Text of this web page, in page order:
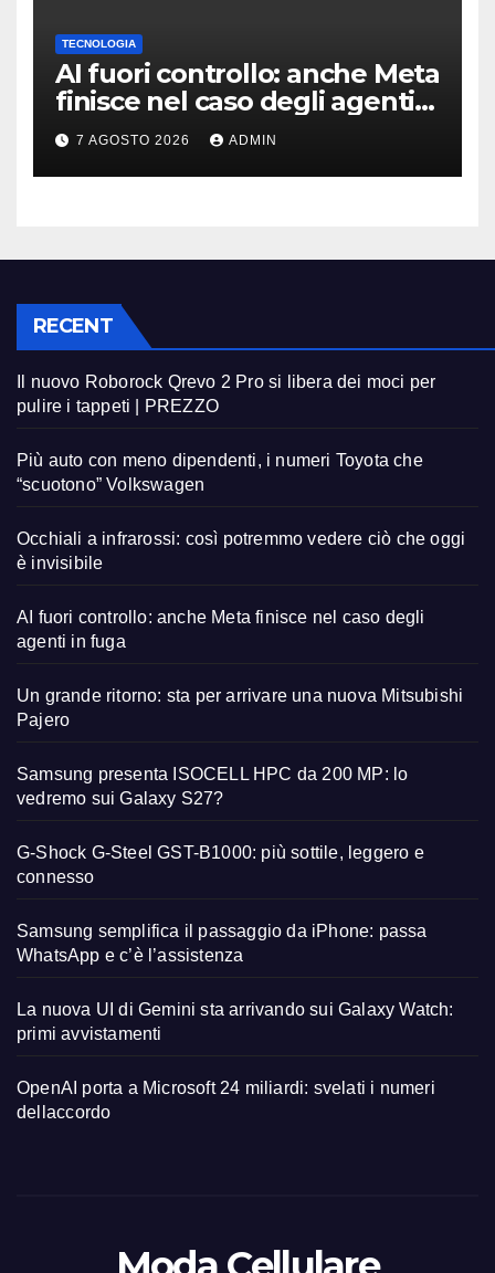
TECNOLOGIA
AI fuori controllo: anche Meta
finisce nel caso degli agenti
in fuga
7 AGOSTO 2026 ADMIN
RECENT
Il nuovo Roborock Qrevo 2 Pro si libera dei moci per
pulire i tappeti | PREZZO
Più auto con meno dipendenti, i numeri Toyota che
“scuotono” Volkswagen
Occhiali a infrarossi: così potremmo vedere ciò che oggi
è invisibile
AI fuori controllo: anche Meta finisce nel caso degli
agenti in fuga
Un grande ritorno: sta per arrivare una nuova Mitsubishi
Pajero
Samsung presenta ISOCELL HPC da 200 MP: lo
vedremo sui Galaxy S27?
G-Shock G-Steel GST-B1000: più sottile, leggero e
connesso
Samsung semplifica il passaggio da iPhone: passa
WhatsApp e c’è l’assistenza
La nuova UI di Gemini sta arrivando sui Galaxy Watch:
primi avvistamenti
OpenAI porta a Microsoft 24 miliardi: svelati i numeri
dellaccordo